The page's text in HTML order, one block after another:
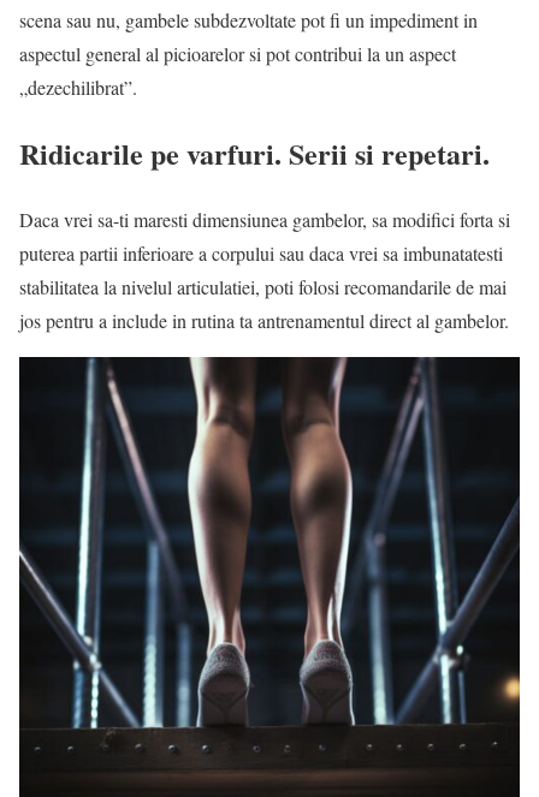
scena sau nu, gambele subdezvoltate pot fi un impediment in
aspectul general al picioarelor si pot contribui la un aspect
„dezechilibrat”.
Ridicarile pe varfuri. Serii si repetari.
Daca vrei sa-ti maresti dimensiunea gambelor, sa modifici forta si
puterea partii inferioare a corpului sau daca vrei sa imbunatatesti
stabilitatea la nivelul articulatiei, poti folosi recomandarile de mai
jos pentru a include in rutina ta antrenamentul direct al gambelor.